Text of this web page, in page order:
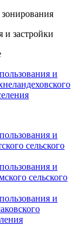
и застройки
и
и
сельского
и
сельского
и